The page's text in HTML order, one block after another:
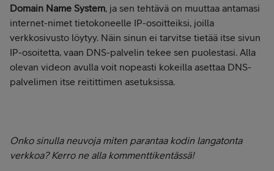
Domain Name System, ja sen tehtävä on muuttaa antamasi
internet-nimet tietokoneelle IP-osoitteiksi, joilla
verkkosivusto löytyy. Näin sinun ei tarvitse tietää itse sivun
IP-osoitetta, vaan DNS-palvelin tekee sen puolestasi. Alla
olevan videon avulla voit nopeasti kokeilla asettaa DNS-
palvelimen itse reitittimen asetuksissa.
Onko sinulla neuvoja miten parantaa kodin langatonta
verkkoa? Kerro ne alla kommenttikentässä!